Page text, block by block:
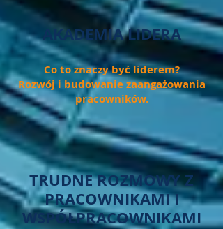
AKADEMIA LIDERA
Co to znaczy być liderem?
Rozwój i budowanie zaangażowania
pracowników.
TRUDNE ROZMOWY Z
PRACOWNIKAMI I
WSPÓŁPRACOWNIKAMI